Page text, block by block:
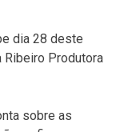
dia 28 deste
Ribeiro Produtora
sobre as